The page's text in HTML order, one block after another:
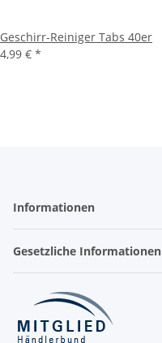
Geschirr-Reiniger Tabs 40er
4,99 € *
Informationen
Gesetzliche Informationen